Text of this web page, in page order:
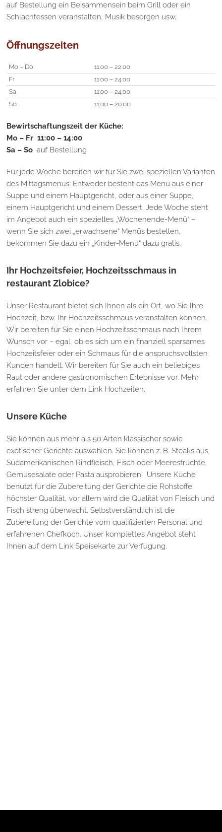
auf Bestellung ein Beisammensein beim Grill oder ein
Schlachtessen veranstalten, Musik besorgen usw.
Öffnungszeiten
Mo – Do
11:00 – 22:00
Fr
11:00 – 24:00
Sa
11:00 – 24:00
So
11:00 – 20:00
Bewirtschaftungszeit der Küche:
Mo – Fr 11:00 – 14:00
Sa – So auf Bestellung
Für jede Woche bereiten wir für Sie zwei speziellen Varianten
des Mittagsmenüs: Entweder besteht das Menü aus einer
Suppe und einem Hauptgericht, oder aus einer Suppe,
einem Hauptgericht und einem Dessert. Jede Woche steht
im Angebot auch ein spezielles „Wochenende-Menü“ –
wenn Sie sich zwei „erwachsene“ Menüs bestellen,
bekommen Sie dazu ein „Kinder-Menü“ dazu gratis.
Ihr Hochzeitsfeier, Hochzeitsschmaus in
restaurant Zlobice?
Unser Restaurant bietet sich Ihnen als ein Ort, wo Sie Ihre
Hochzeit, bzw. Ihr Hochzeitsschmaus veranstalten können.
Wir bereiten für Sie einen Hochzeitsschmaus nach Ihrem
Wunsch vor – egal, ob es sich um ein finanziell sparsames
Hochzeitsfeier oder ein Schmaus für die anspruchsvollsten
Kunden handelt. Wir bereiten für Sie auch ein beliebiges
Raut oder andere gastronomischen Erlebnisse vor. Mehr
erfahren Sie unter dem Link Hochzeiten.
Unsere Küche
Sie können aus mehr als 50 Arten klassischer sowie
exotischer Gerichte auswählen. Sie können z. B. Steaks aus
Südamerikanischen Rindfleisch, Fisch oder Meeresfrüchte,
Gemüsesalate oder Pasta ausprobieren. Unsere Küche
benutzt für die Zubereitung der Gerichte die Rohstoffe
höchster Qualität, vor allem wird die Qualität von Fleisch und
Fisch streng überwacht. Selbstverständlich ist die
Zubereitung der Gerichte vom qualifizierten Personal und
erfahrenen Chefkoch. Unser komplettes Angebot steht
Ihnen auf dem Link Speisekarte zur Verfügung.